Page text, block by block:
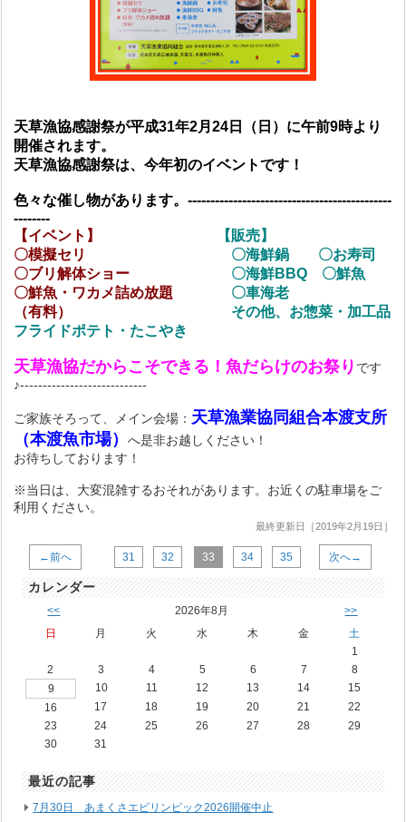
天草漁協感謝祭が平成31年2月24日（日）に午前9時より
開催されます。
天草漁協感謝祭は、今年初のイベントです！
色々な催し物があります。---------------------------------------------
--------
【イベント】
【販売】
〇模擬セリ
〇海鮮鍋 〇お寿司
〇ブリ解体ショー
〇海鮮BBQ 〇鮮魚
〇鮮魚・ワカメ詰め放題
〇車海老
（有料）
その他、お惣菜・加工品
フライドポテト・たこやき
天草漁協だからこそできる！魚だらけのお祭り です
♪----------------------------
ご家族そろって、メイン会場： 天草漁業協同組合本渡支所
（本渡魚市場）へ是非お越しください！
お待ちしております！
※当日は、大変混雑するおそれがあります。お近くの駐車場をご
利用ください。
最終更新日［2019年2月19日］
←前へ 31 32 33 34 35 次へ→
カレンダー
<< 2026年8月 >>
日 月 火 水 木 金
土
1
2
3 4 5 6 7
8
9
10 11 12 13 14
15
16
17 18 19 20 21
22
23
24 25 26 27 28
29
30
31
最近の記事
7月30日 あまくさエビリンピック2026開催中止